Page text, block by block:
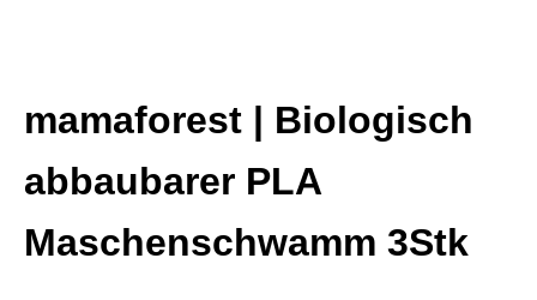
mamaforest | Biologisch
abbaubarer PLA
Maschenschwamm 3Stk